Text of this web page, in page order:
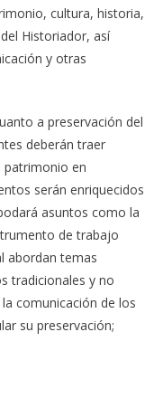
cultura, historia,
Historiador, así
y otras
a preservación del
deberán traer
patrimonio en
serán enriquecidos
asuntos como la
de trabajo
abordan temas
tradicionales y no
comunicación de los
su preservación;